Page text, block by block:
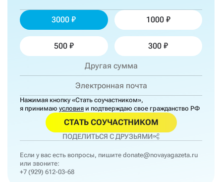
3000 1000
500 300
Нажимая кнопку «Стать соучастником»,
я принимаю условия и подтверждаю свое гражданство РФ
СТАТЬ СОУЧАСТНИКОМ
ПОДЕЛИТЬСЯ С ДРУЗЬЯМИ
Если у вас есть вопросы, пишите donate@novayagazeta.ru
или звоните:
+7 (929) 612-03-68